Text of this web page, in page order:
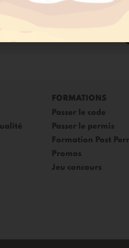
FORMATIONS
Passer le code
Passer le permis
Formation Post
Promos
Jeu concours